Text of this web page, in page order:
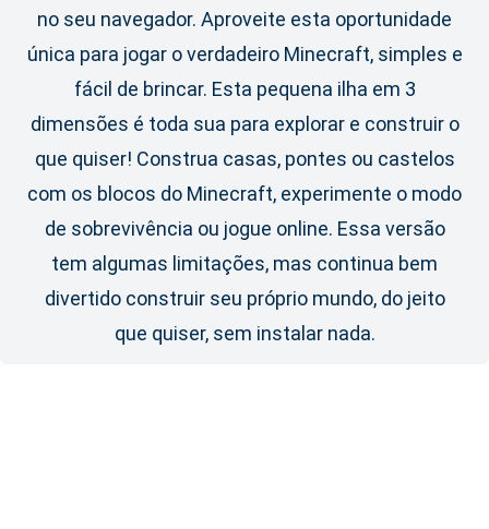
no seu navegador. Aproveite esta oportunidade
única para jogar o verdadeiro Minecraft, simples e
fácil de brincar. Esta pequena ilha em 3
dimensões é toda sua para explorar e construir o
que quiser! Construa casas, pontes ou castelos
com os blocos do Minecraft, experimente o modo
de sobrevivência ou jogue online. Essa versão
tem algumas limitações, mas continua bem
divertido construir seu próprio mundo, do jeito
que quiser, sem instalar nada.